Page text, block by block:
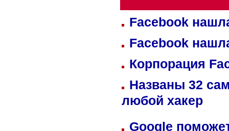
Facebook
Facebook
Корпорация
Названы 32
любой хакер
Google